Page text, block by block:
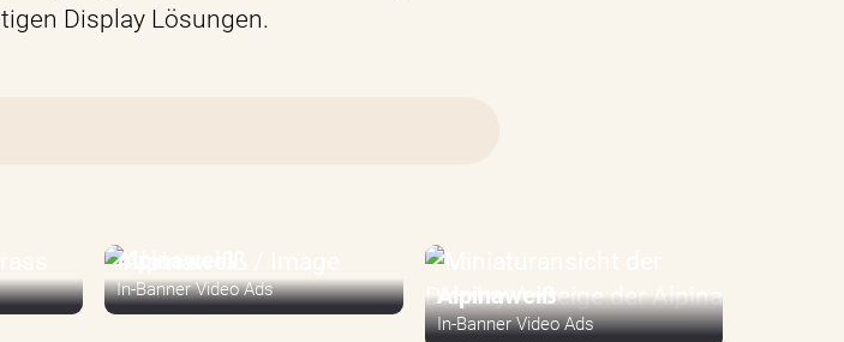
Display Lösungen.
In-Banner Video Ads
Alpinaweiß
In-Banner Video Ads
Alpinaweiß